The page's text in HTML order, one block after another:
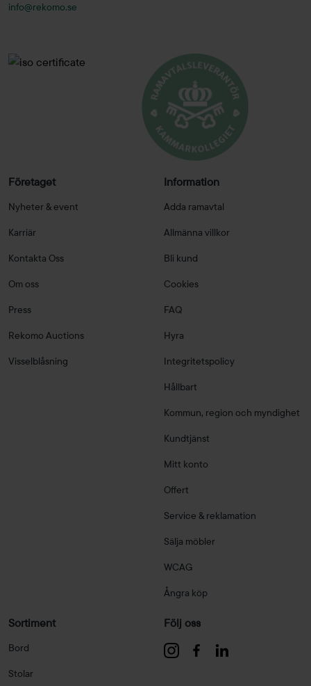
info@rekomo.se
Företaget
Nyheter & event
Karriär
Kontakta Oss
Om oss
Press
Rekomo Auctions
Visselblåsning
Information
Adda ramavtal
Allmänna villkor
Bli kund
Cookies
FAQ
Hyra
Integritetspolicy
Hållbart
Kommun, region och myndighet
Kundtjänst
Mitt konto
Offert
Service & reklamation
Sälja möbler
WCAG
Ångra köp
Sortiment
Bord
Stolar
Följ oss